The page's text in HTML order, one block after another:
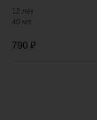
12 лет
40 мл
790 ₽